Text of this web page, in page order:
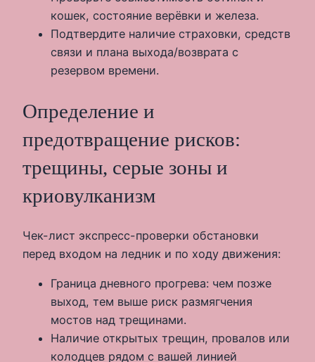
кошек, состояние верёвки и железа.
Подтвердите наличие страховки, средств
связи и плана выхода/возврата с
резервом времени.
Определение и
предотвращение рисков:
трещины, серые зоны и
криовулканизм
Чек-лист экспресс-проверки обстановки
перед входом на ледник и по ходу движения:
Граница дневного прогрева: чем позже
выход, тем выше риск размягчения
мостов над трещинами.
Наличие открытых трещин, провалов или
колодцев рядом с вашей линией